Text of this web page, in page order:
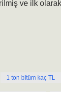
ve ilk
1 ton bitüm kaç TL